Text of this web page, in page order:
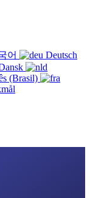
어
Deutsch
(Brasil)